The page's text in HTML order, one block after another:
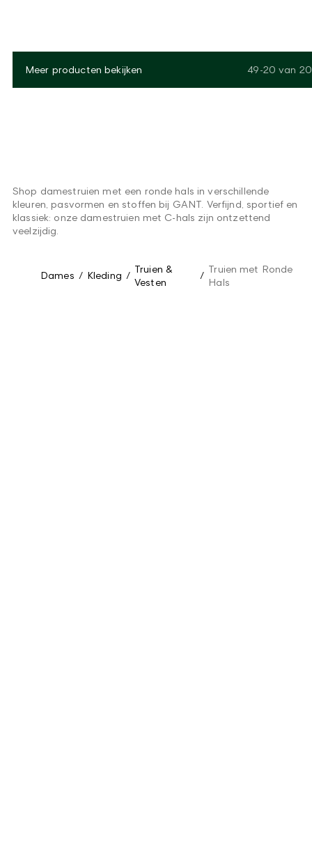
Meer producten bekijken 49-20 van 20
Shop damestruien met een ronde hals in verschillende
kleuren, pasvormen en stoffen bij GANT. Verfijnd, sportief en
klassiek: onze damestruien met C-hals zijn ontzettend
veelzijdig.
Dames / Kleding /
Truien &
Vesten
/
Truien met Ronde
Hals